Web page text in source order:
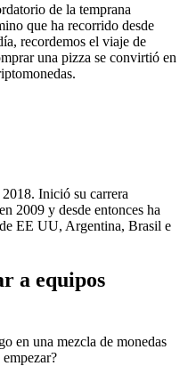
de la temprana
que ha recorrido desde
recordemos el viaje de
una pizza se convirtió en
Inició su carrera
2009 y desde entonces ha
EE UU, Argentina, Brasil e
a equipos
en una mezcla de monedas